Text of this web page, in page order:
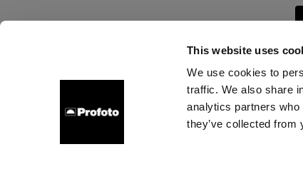
This website uses
We use cookies to
traffic. We also share
analytics partners who
they’ve collected
Über uns Kontakt Support Karriere